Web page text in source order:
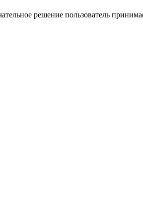
решение пользователь